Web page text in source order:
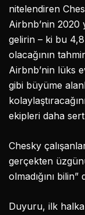
nitelendiren
Airbnb’nin 2020
gelirin – ki bu 4,8
olacağının
Airbnb’nin lüks
gibi büyüme
ekipleri daha
Chesky
gerçekten
olmadığını bilin”
Duyuru, ilk halka